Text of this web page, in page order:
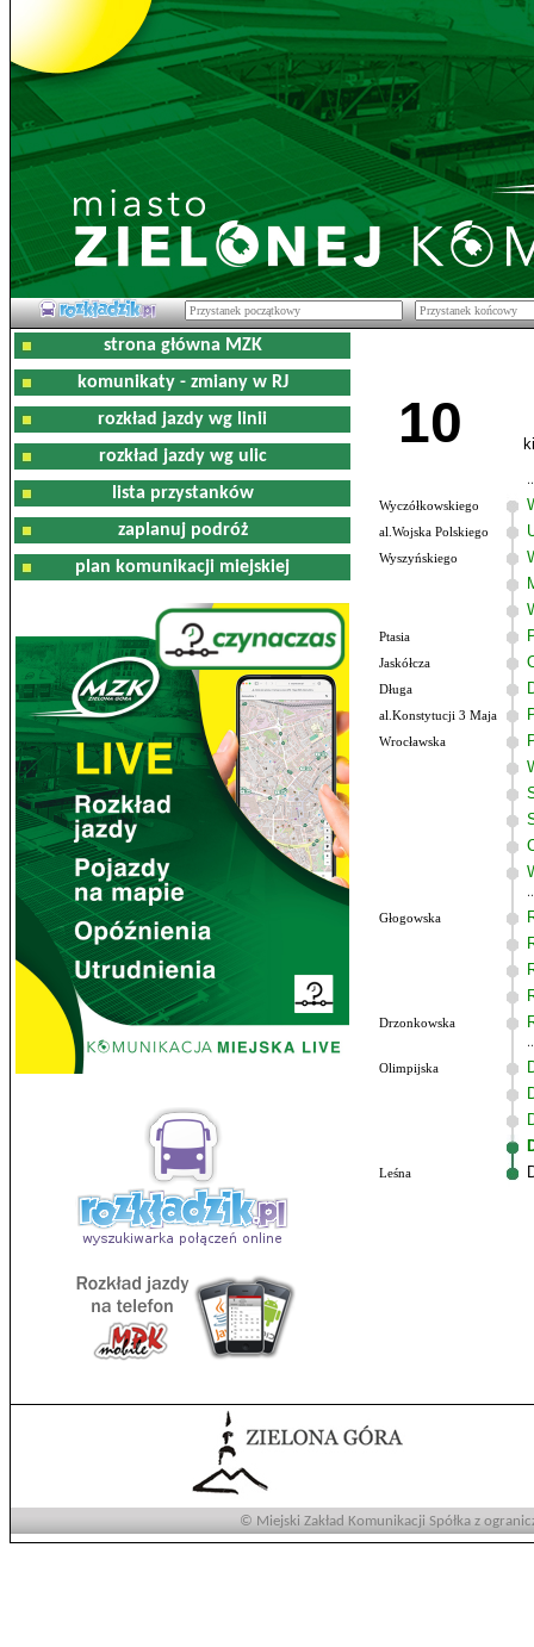
strona główna MZK
komunikaty - zmiany w RJ
rozkład jazdy wg linii
rozkład jazdy wg ulic
lista przystanków
zaplanuj podróż
plan komunikacji miejskiej
10
Wyczółkowskiego
al.Wojska Polskiego
Wyszyńskiego
Ptasia
Jaskółcza
Długa
al.Konstytucji 3 Maja
Wrocławska
Głogowska
Drzonkowska
Olimpijska
Leśna
© Miejski Zakład Komunikacji Spółka z